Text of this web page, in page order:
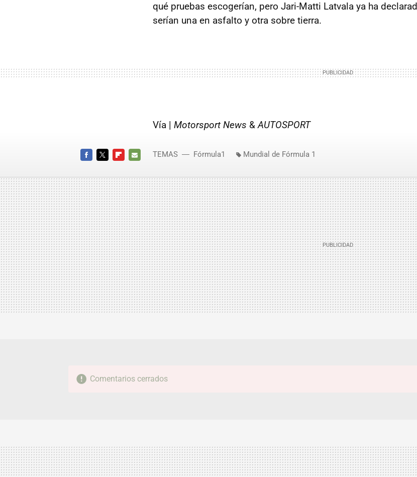
qué pruebas escogerían, pero Jari-Matti Latvala ya ha
serían una en asfalto y otra sobre tierra.
Vía | Motorsport News &AUTOSPORT
MAIL
TEMAS Fórmula1 Mundial de Fórmula 1
Comentarios cerrados